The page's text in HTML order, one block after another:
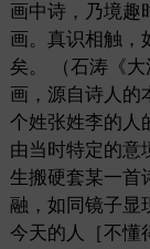
画中诗，乃境趣
画。真识相触，
矣。
（石涛《
画，源自诗人的
个姓张姓李的人
由当时特定的意
生搬硬套某一首
融，如同镜子显
今天的人［不懂